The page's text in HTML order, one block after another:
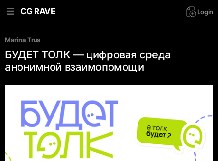
CG RAVE Login
Marina Trus
БУДЕТ ТОЛК — цифровая среда
анонимной взаимопомощи